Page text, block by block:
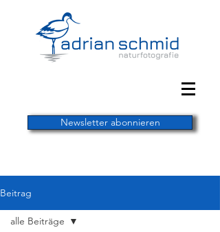
Newsletter abonnieren
Beitrag
alle Beiträge